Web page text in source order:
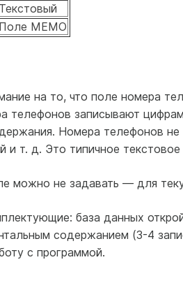
Текстовый
Поле MEMO
на то, что поле номера
телефонов записывают
Номера телефонов
и т. д. Это типичное текстовое
можно не задавать — для
база данных
содержанием (3-4
с программой.